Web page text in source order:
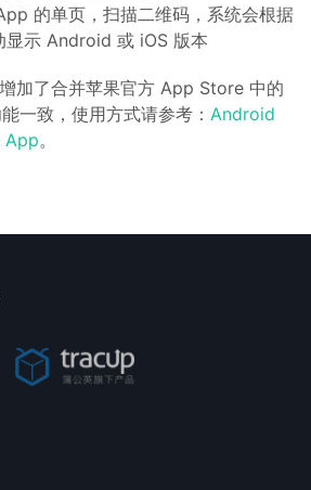
的单页，扫描二维码，系统会根据
显示 Android 或 iOS 版本
加了合并苹果官方 App Store 中的
一致，使用方式请参考： Android
App。